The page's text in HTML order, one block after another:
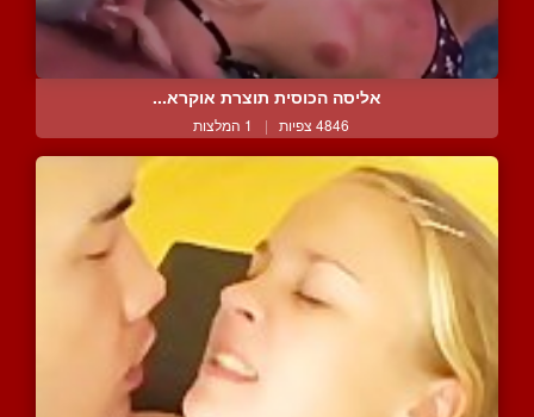
אליסה הכוסית תוצרת אוקרא...
4846 צפיות | 1 המלצות